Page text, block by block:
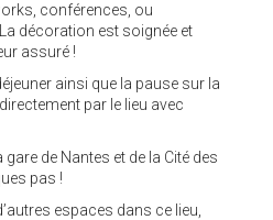
conférences, ou
décoration est soignée et
assuré !
ainsi que la pause sur la
par le lieu avec
gare de Nantes et de la Cité des
pas !
espaces dans ce lieu,